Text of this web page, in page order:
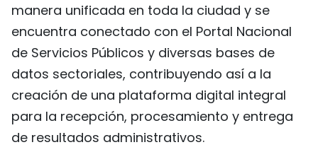
manera unificada en toda la ciudad y se
encuentra conectado con el Portal Nacional
de Servicios Públicos y diversas bases de
datos sectoriales, contribuyendo así a la
creación de una plataforma digital integral
para la recepción, procesamiento y entrega
de resultados administrativos.